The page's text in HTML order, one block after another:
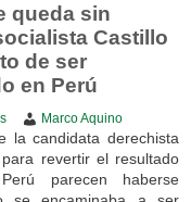
queda sin
Castillo
de ser
en Perú
Marco Aquino
la candidata derechista
revertir el resultado
parecen haberse